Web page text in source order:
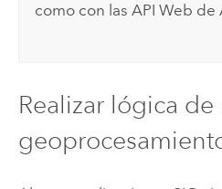
como con las API Web de
Realizar lógica